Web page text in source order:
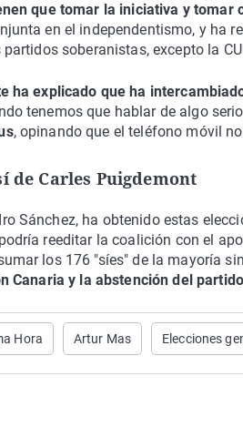
que tomar la iniciativa y tomar
en el independentismo, y ha
soberanistas, excepto la
ha explicado que ha
tenemos que hablar de algo
, opinando que el teléfono móvil
de Carles Puigdemont
Sánchez, ha obtenido estas
reeditar la coalición con el
los 176 "síes" de la mayoría
Canaria y la abstención del
Hora Artur Mas Elecciones